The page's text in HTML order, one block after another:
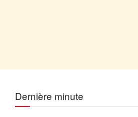
Dernière minute